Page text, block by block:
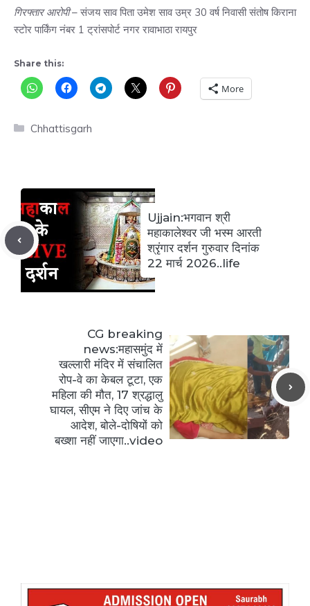
गिरफ्तार आरोपी– संजय साव पिता उमेश साव उम्र 30 वर्ष निवासी संतोष किराना
स्टोर पार्किंग नंबर 1 ट्रांसपोर्ट नगर रावाभाठा रायपुर
Share this:
More
Categories
Chhattisgarh
Ujjain:भगवान श्री
महाकालेश्वर जी भस्म आरती
श्रृंगार दर्शन गुरुवार दिनांक
22 मार्च 2026..life
CG breaking
news:महासमुंद में
खल्लारी मंदिर में संचालित
रोप-वे का केबल टूटा, एक
महिला की मौत, 17 श्रद्धालु
घायल, सीएम ने दिए जांच के
आदेश, बोले-दोषियों को
बख्शा नहीं जाएगा..video